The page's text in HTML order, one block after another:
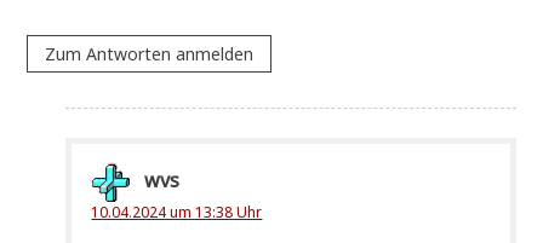
Zum Antworten anmelden
wvs
10.04.2024 um 13:38 Uhr